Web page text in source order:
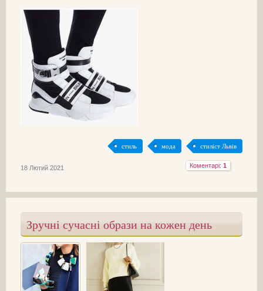
стиль мода стиліст Львів
Коментарі: 1
18 Лютий 2021
Зручні сучасні образи на кожен день